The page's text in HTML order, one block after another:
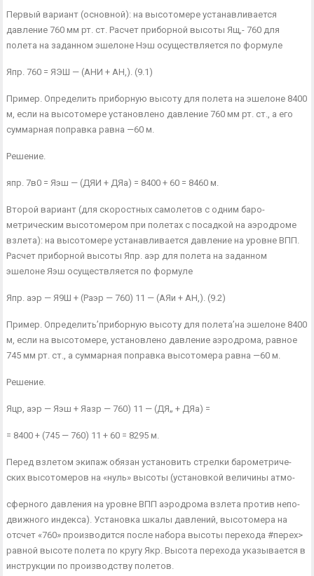
Первый вариант (основной): на высотомере устанав­ливается
давление 760 мм рт. ст. Расчет приборной высоты Ящ,- 760 для
полета на заданном эшелоне Нэш осуществляется по формуле
Япр. 760 = ЯЭШ — (АНИ + АН,). (9.1)
Пример. Определить приборную высоту для полета на эшелоне 8400
м, если на высотомере установлено давление 760 мм рт. ст., а его
суммарная поправка равна —60 м.
Решение.
япр. 7в0 = Яэш — (ДЯИ + ДЯа) = 8400 + 60 = 8460 м.
Второй вариант (для скоростных самолетов с одним баро­
метрическим высотомером при полетах с посадкой на аэродроме
взлета): на высотомере устанавливается давление на уровне ВПП.
Расчет приборной высоты Япр. аэр для полета на заданном
эшелоне Яэш осуществляется по формуле
Япр. аэр — Я9Ш + (Раэр — 760) 11 — (АЯи + АН,). (9.2)
Пример. Определить’приборную высоту для полета’на эшелоне 8400
м, если на высотомере, установлено давление аэродрома, равное
745 мм рт. ст., а сум­марная поправка высотомера равна —60 м.
Решение.
Яцр, аэр — Яэш + Яазр — 760) 11 — (ДЯ„ + ДЯа) =
= 8400 + (745 — 760) 11 + 60 = 8295 м.
Перед взлетом экипаж обязан установить стрелки барометриче­
ских высотомеров на «нуль» высоты (установкой величины атмо-
сферного давления на уровне ВПП аэродрома взлета против непо­
движного индекса). Установка шкалы давлений, высотомера на
отсчет «760» производится после набора высоты перехода #перех>
равной высоте полета по кругу Якр. Высота перехода указы­вается в
инструкции по производству полетов.